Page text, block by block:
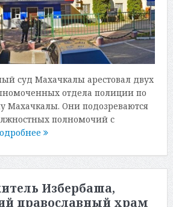
суд Махачкалы арестовал двух
отдела полиции по
Махачкалы. Они подозреваются
полномочий с
Избербаша,
православный храм